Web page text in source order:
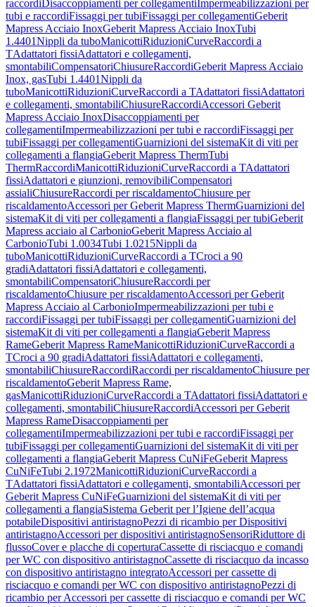
raccordiDisaccoppiamenti per collegamentiImpermeabilizzazioni per
tubi e raccordiFissaggi per tubiFissaggi per collegamentiGeberit
Mapress Acciaio InoxGeberit Mapress Acciaio InoxTubi
1.4401Nippli da tuboManicottiRiduzioniCurveRaccordi a
TAdattatori fissiAdattatori e collegamenti,
smontabiliCompensatoriChiusureRaccordiGeberit Mapress Acciaio
Inox, gasTubi 1.4401Nippli da
tuboManicottiRiduzioniCurveRaccordi a TAdattatori fissiAdattatori
e collegamenti, smontabiliChiusureRaccordiAccessori Geberit
Mapress Acciaio InoxDisaccoppiamenti per
collegamentiImpermeabilizzazioni per tubi e raccordiFissaggi per
tubiFissaggi per collegamentiGuarnizioni del sistemaKit di viti per
collegamenti a flangiaGeberit Mapress ThermTubi
ThermRaccordiManicottiRiduzioniCurveRaccordi a TAdattatori
fissiAdattatori e giunzioni, removibiliCompensatori
assialiChiusureRaccordi per riscaldamentoChiusure per
riscaldamentoAccessori per Geberit Mapress ThermGuarnizioni del
sistemaKit di viti per collegamenti a flangiaFissaggi per tubiGeberit
Mapress acciaio al CarbonioGeberit Mapress Acciaio al
CarbonioTubi 1.0034Tubi 1.0215Nippli da
tuboManicottiRiduzioniCurveRaccordi a TCroci a 90
gradiAdattatori fissiAdattatori e collegamenti,
smontabiliCompensatoriChiusureRaccordi per
riscaldamentoChiusure per riscaldamentoAccessori per Geberit
Mapress Acciaio al CarbonioImpermeabilizzazioni per tubi e
raccordiFissaggi per tubiFissaggi per collegamentiGuarnizioni del
sistemaKit di viti per collegamenti a flangiaGeberit Mapress
RameGeberit Mapress RameManicottiRiduzioniCurveRaccordi a
TCroci a 90 gradiAdattatori fissiAdattatori e collegamenti,
smontabiliChiusureRaccordiRaccordi per riscaldamentoChiusure per
riscaldamentoGeberit Mapress Rame,
gasManicottiRiduzioniCurveRaccordi a TAdattatori fissiAdattatori e
collegamenti, smontabiliChiusureRaccordiAccessori per Geberit
Mapress RameDisaccoppiamenti per
collegamentiImpermeabilizzazioni per tubi e raccordiFissaggi per
tubiFissaggi per collegamentiGuarnizioni del sistemaKit di viti per
collegamenti a flangiaGeberit Mapress CuNiFeGeberit Mapress
CuNiFeTubi 2.1972ManicottiRiduzioniCurveRaccordi a
TAdattatori fissiAdattatori e collegamenti, smontabiliAccessori per
Geberit Mapress CuNiFeGuarnizioni del sistemaKit di viti per
collegamenti a flangiaSistema Geberit per l’Igiene dell’acqua
potabileDispositivi antiristagnoPezzi di ricambio per Dispositivi
antiristagnoAccessori per dispositivi antiristagnoSensoriRiduttore di
flussoCover e placche di coperturaCassette di risciacquo e comandi
per WC con dispositivo antiristagnoCassette di risciacquo da incasso
con dispositivo antiristagno integratoAccessori per cassette di
risciacquo e comandi per WC con dispositivo antiristagnoPezzi di
ricambio per Accessori per cassette di risciacquo e comandi per WC